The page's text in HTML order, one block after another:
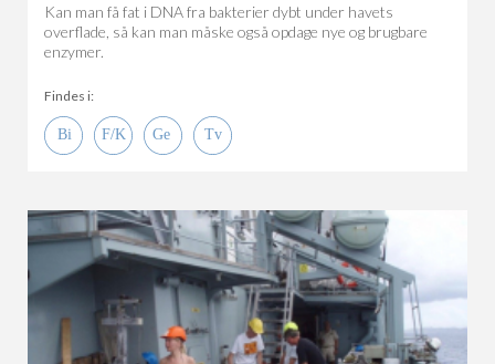
Kan man få fat i DNA fra bakterier dybt under havets
overflade, så kan man måske også opdage nye og brugbare
enzymer.
Findes i: